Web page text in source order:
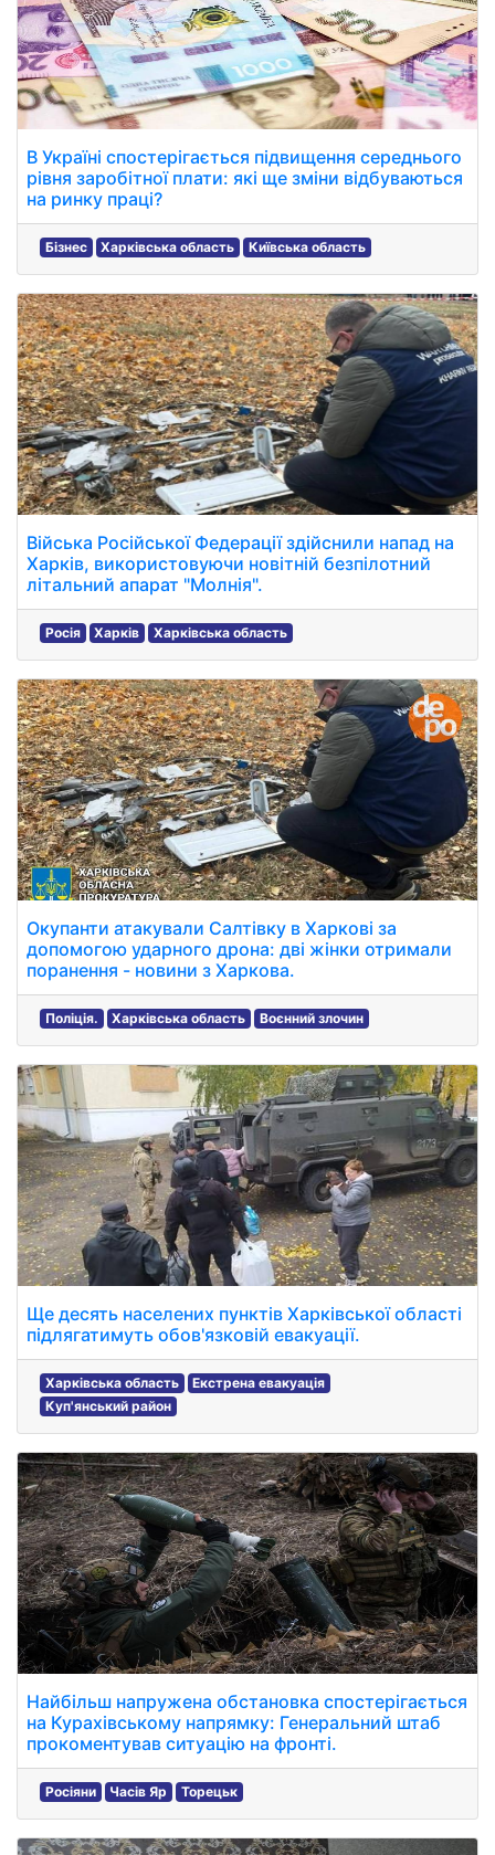
В Україні спостерігається підвищення середнього
рівня заробітної плати: які ще зміни відбуваються
на ринку праці?
Бізнес Харківська область Київська область
Війська Російської Федерації здійснили напад на
Харків, використовуючи новітній безпілотний
літальний апарат "Молнія".
Росія Харків Харківська область
Окупанти атакували Салтівку в Харкові за
допомогою ударного дрона: дві жінки отримали
поранення - новини з Харкова.
Поліція. Харківська область Воєнний злочин
Ще десять населених пунктів Харківської області
підлягатимуть обов'язковій евакуації.
Харківська область
Екстрена евакуація
Куп'янський район
Найбільш напружена обстановка спостерігається
на Курахівському напрямку: Генеральний штаб
прокоментував ситуацію на фронті.
Росіяни Часів Яр Торецьк